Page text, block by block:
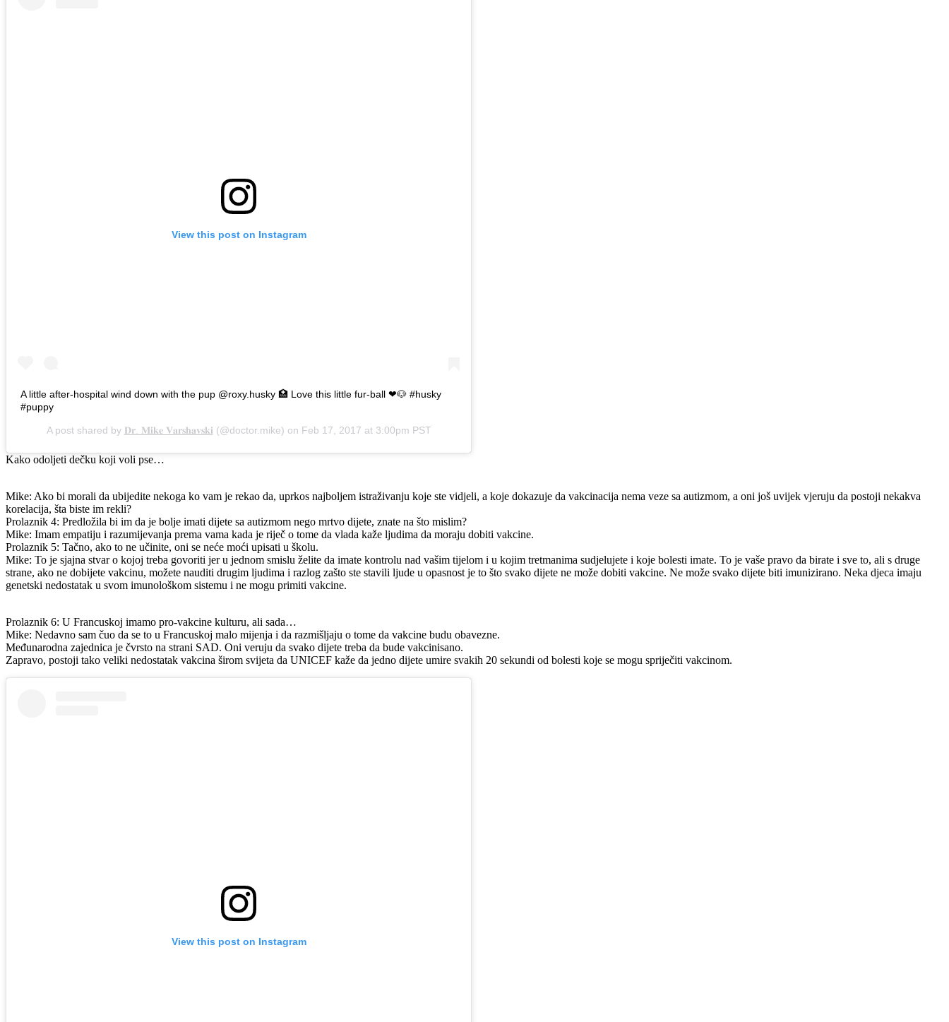
View this post on Instagram
A little after-hospital wind down with the pup @roxy.husky 🏥 Love this little fur-ball ❤🐶 #husky
#puppy
A post shared by 𝐃𝐫. 𝐌𝐢𝐤𝐞 𝐕𝐚𝐫𝐬𝐡𝐚𝐯𝐬𝐤𝐢 (@doctor.mike) on Feb 17, 2017 at 3:00pm PST
Kako odoljeti dečku koji voli pse…
Mike: Ako bi morali da ubijedite nekoga ko vam je rekao da, uprkos najboljem istraživanju koje ste vidjeli, a koje dokazuje da vakcinacija nema veze sa autizmom, a oni još uvijek vjeruju da postoji nekakva
korelacija, šta biste im rekli?
Prolaznik 4: Predložila bi im da je bolje imati dijete sa autizmom nego mrtvo dijete, znate na što mislim?
Mike: Imam empatiju i razumijevanja prema vama kada je riječ o tome da vlada kaže ljudima da moraju dobiti vakcine.
Prolaznik 5: Tačno, ako to ne učinite, oni se neće moći upisati u školu.
Mike: To je sjajna stvar o kojoj treba govoriti jer u jednom smislu želite da imate kontrolu nad vašim tijelom i u kojim tretmanima sudjelujete i koje bolesti imate. To je vaše pravo da birate i sve to, ali s druge
strane, ako ne dobijete vakcinu, možete nauditi drugim ljudima i razlog zašto ste stavili ljude u opasnost je to što svako dijete ne može dobiti vakcine. Ne može svako dijete biti imunizirano. Neka djeca imaju
genetski nedostatak u svom imunološkom sistemu i ne mogu primiti vakcine.
Prolaznik 6: U Francuskoj imamo pro-vakcine kulturu, ali sada…
Mike: Nedavno sam čuo da se to u Francuskoj malo mijenja i da razmišljaju o tome da vakcine budu obavezne.
Međunarodna zajednica je čvrsto na strani SAD. Oni veruju da svako dijete treba da bude vakcinisano.
Zapravo, postoji tako veliki nedostatak vakcina širom svijeta da UNICEF kaže da jedno dijete umire svakih 20 sekundi od bolesti koje se mogu spriječiti vakcinom.
View this post on Instagram